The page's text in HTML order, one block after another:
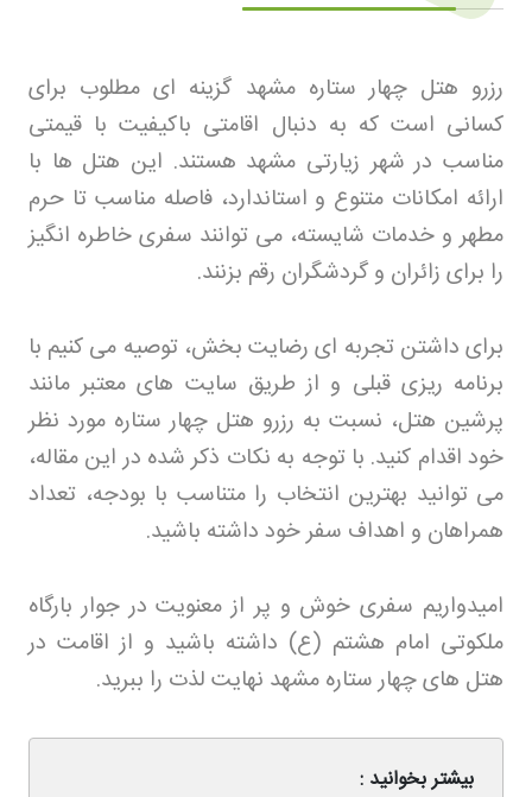
رزرو هتل چهار ستاره مشهد گزینه ای مطلوب برای
کسانی است که به دنبال اقامتی باکیفیت با قیمتی
مناسب در شهر زیارتی مشهد هستند. این هتل ها با
ارائه امکانات متنوع و استاندارد، فاصله مناسب تا حرم
مطهر و خدمات شایسته، می توانند سفری خاطره انگیز
را برای زائران و گردشگران رقم بزنند.
برای داشتن تجربه ای رضایت بخش، توصیه می کنیم با
برنامه ریزی قبلی و از طریق سایت های معتبر مانند
پرشین هتل، نسبت به رزرو هتل چهار ستاره مورد نظر
خود اقدام کنید. با توجه به نکات ذکر شده در این مقاله،
می توانید بهترین انتخاب را متناسب با بودجه، تعداد
همراهان و اهداف سفر خود داشته باشید.
امیدواریم سفری خوش و پر از معنویت در جوار بارگاه
ملکوتی امام هشتم (ع) داشته باشید و از اقامت در
هتل های چهار ستاره مشهد نهایت لذت را ببرید.
بیشتر بخوانید :